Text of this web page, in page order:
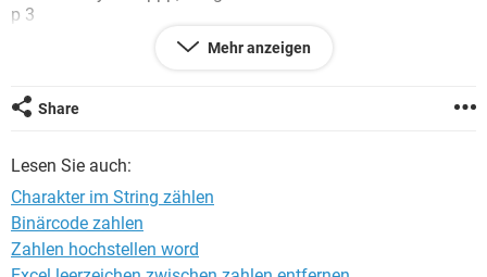
p 3
Danke
Mehr anzeigen
Share
Lesen Sie auch:
Charakter im String zählen
Binärcode zahlen
Zahlen hochstellen word